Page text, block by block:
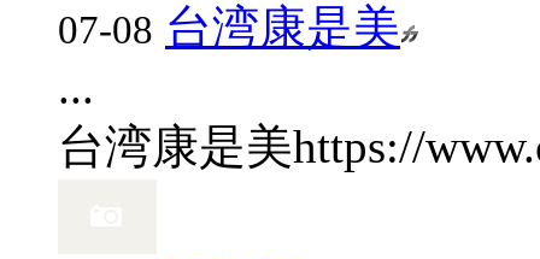
07-08 台湾康是美
...
台湾康是美https://